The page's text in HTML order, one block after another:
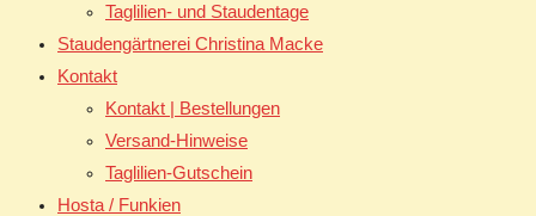
Taglilien- und Staudentage
Staudengärtnerei Christina Macke
Kontakt
Kontakt | Bestellungen
Versand-Hinweise
Taglilien-Gutschein
Hosta / Funkien